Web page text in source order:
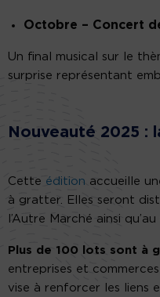
Octobre – Concert
Un final musical sur le
surprise représentant
Nouveauté 2025 :
Cette édition accueille
à gratter. Elles seront
l’Autre Marché ainsi
Plus de 100 lots sont à
entreprises et
vise à renforcer les liens